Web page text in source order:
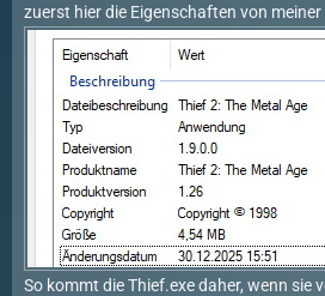
zuerst hier die Eigenschaften von
So kommt die Thief.exe daher, wenn sie